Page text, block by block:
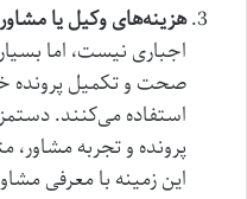
هزینه‌های وکیل یا
اجباری نیست، اما
صحت و تکمیل پرونده
استفاده می‌کنند.
پرونده و تجربه
این زمینه با معرفی